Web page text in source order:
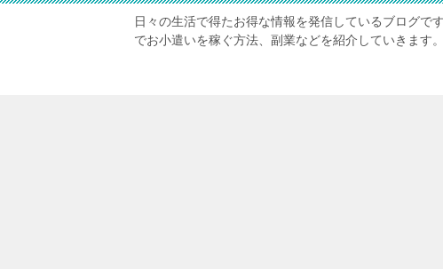
日々の生活で得たお得な情報を発信しているブログで
でお小遣いを稼ぐ方法、副業などを紹介していきます。